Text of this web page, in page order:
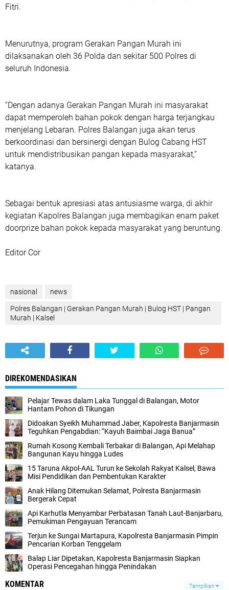
Fitri.
Menurutnya, program Gerakan Pangan Murah ini
dilaksanakan oleh 36 Polda dan sekitar 500 Polres di
seluruh Indonesia.
“Dengan adanya Gerakan Pangan Murah ini masyarakat
dapat memperoleh bahan pokok dengan harga terjangkau
menjelang Lebaran. Polres Balangan juga akan terus
berkoordinasi dan bersinergi dengan Bulog Cabang HST
untuk mendistribusikan pangan kepada masyarakat,”
katanya.
Sebagai bentuk apresiasi atas antusiasme warga, di akhir
kegiatan Kapolres Balangan juga membagikan enam paket
doorprize bahan pokok kepada masyarakat yang beruntung.
Editor Cor
nasional news
Polres Balangan | Gerakan Pangan Murah | Bulog HST | Pangan
Murah | Kalsel
DIREKOMENDASIKAN
Pelajar Tewas dalam Laka Tunggal di Balangan, Motor
Hantam Pohon di Tikungan
Didoakan Syeikh Muhammad Jaber, Kapolresta Banjarmasin
Teguhkan Pengabdian: “Kayuh Baimbai Jaga Banua”
Rumah Kosong Kembali Terbakar di Balangan, Api Melahap
Bangunan Kayu hingga Ludes
15 Taruna Akpol-AAL Turun ke Sekolah Rakyat Kalsel, Bawa
Misi Pendidikan dan Pembentukan Karakter
Anak Hilang Ditemukan Selamat, Polresta Banjarmasin
Bergerak Cepat
Api Karhutla Menyambar Perbatasan Tanah Laut-Banjarbaru,
Pemukiman Pengayuan Terancam
Terjun ke Sungai Martapura, Kapolresta Banjarmasin Pimpin
Pencarian Korban Tenggelam
Balap Liar Dipetakan, Kapolresta Banjarmasin Siapkan
Operasi Pencegahan hingga Penindakan
KOMENTAR Tampilkan